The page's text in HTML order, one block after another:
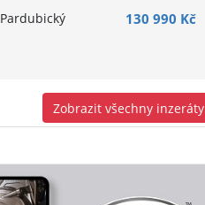
Pardubický 130 990 Kč
Zobrazit všechny inzeráty